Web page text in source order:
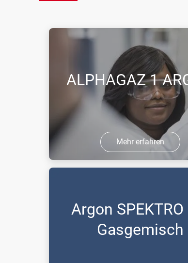
ALPHAGAZ 1
Mehr erfahren
Argon SPEKTRO
Gasgemisch